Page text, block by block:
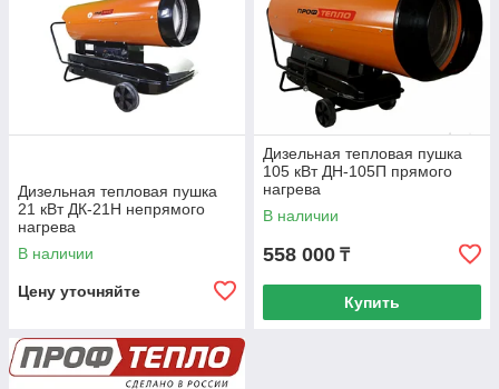
Дизельная тепловая пушка
21 кВт ДК-21Н непрямого
нагрева
В наличии
Цену уточняйте
Дизельная тепловая пушка
105 кВт ДН-105П прямого
нагрева
В наличии
558 000 ₸
Купить